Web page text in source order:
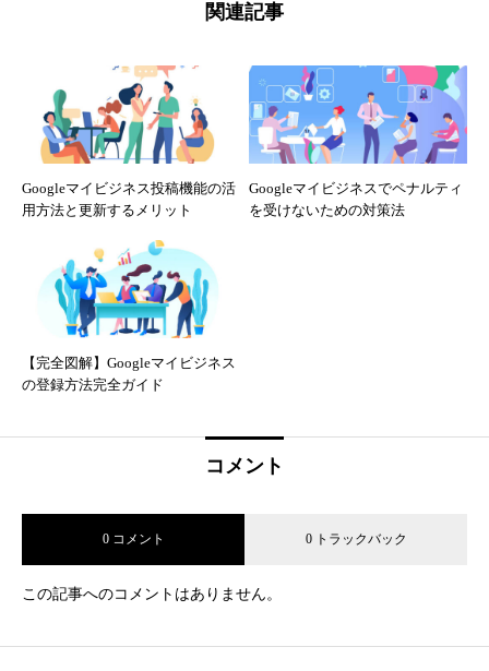
関連記事
Googleマイビジネス投稿機能の活
用方法と更新するメリット
Googleマイビジネスでペナルティ
を受けないための対策法
【完全図解】Googleマイビジネス
の登録方法完全ガイド
コメント
0 コメント 0 トラックバック
この記事へのコメントはありません。